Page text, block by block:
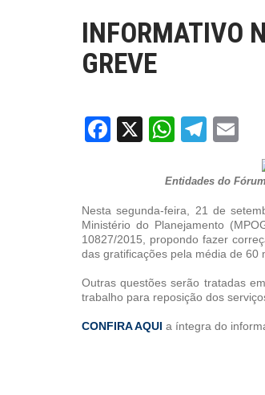
INFORMATIVO
GREVE
Facebook
X WhatsApp
Entidades do
Nesta segunda-feira, 21 de
Ministério do Planejamento
10827/2015, propondo fazer
das gratificações pela média de 60
Outras questões serão tratadas
trabalho para reposição dos
CONFIRA AQUI a íntegra do